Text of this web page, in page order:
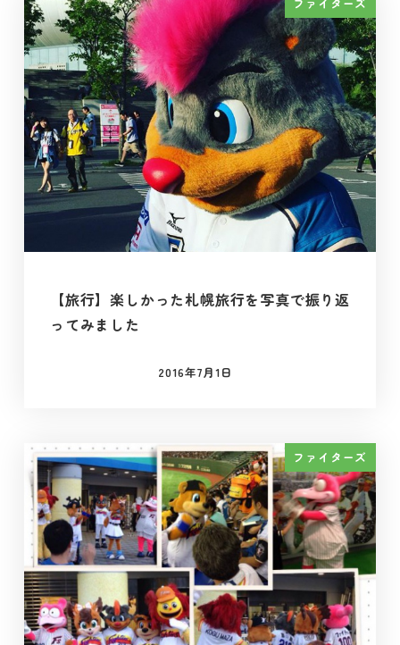
【旅行】楽しかった札幌旅行を写真で振り返
ってみました
投稿日
2016年7月1日
ファイターズ